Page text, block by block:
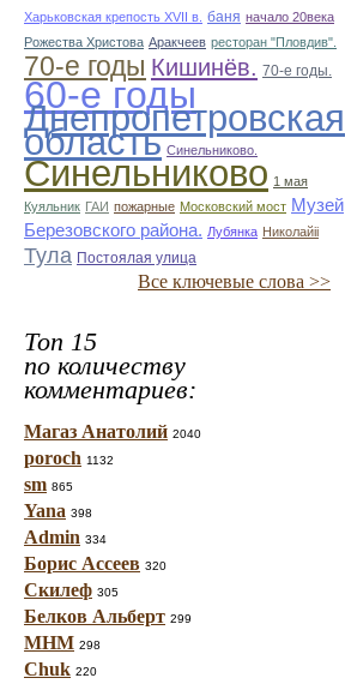
Харьковская крепость XVII в. баня начало 20века
Рожества Христова Аракчеев ресторан "Пловдив".
70-е годы Кишинёв. 70-е годы.
60-е годы
Днепропетровская
область Синельниково.
Синельниково 1 мая
Куяльник ГАИ пожарные Московский мост Музей
Березовского района. Лубянка Николайii
Тула Постоялая улица
Все ключевые слова >>
Топ 15
по количеству
комментариев:
Магаз Анатолий 2040
poroch 1132
sm 865
Yana 398
Admin 334
Борис Ассеев 320
Скилеф 305
Белков Альберт 299
МНМ 298
Chuk 220